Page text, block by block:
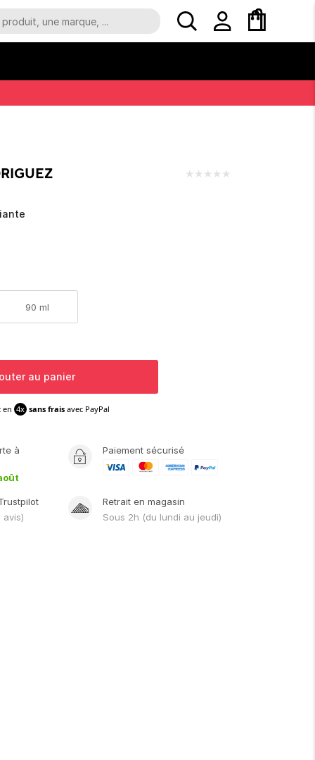
★ ★ ★ ★ ★
90 ml
au panier
en 4x sans frais avec PayPal
à
Paiement sécurisé
avis)
Retrait en magasin
Sous 2h (du lundi au jeudi)